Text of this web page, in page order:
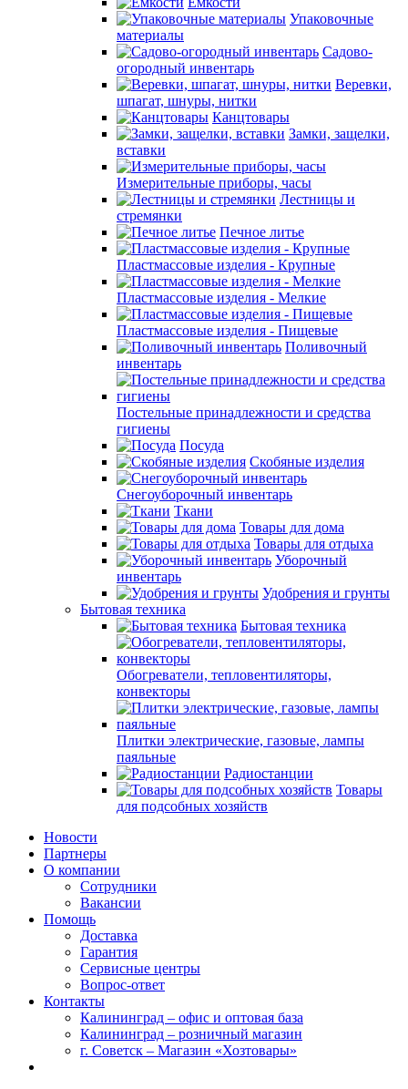
Упаковочные
материалы
Садово-
огородный инвентарь
Веревки,
шпагат, шнуры, нитки
Канцтовары
Замки, защелки,
вставки
Измерительные приборы, часы
Лестницы и
стремянки
Печное литье
Пластмассовые изделия - Крупные
Пластмассовые изделия - Мелкие
Пластмассовые изделия - Пищевые
Поливочный
инвентарь
Постельные принадлежности и средства
гигиены
Посуда
Скобяные изделия
Снегоуборочный инвентарь
Ткани
Товары для дома
Товары для отдыха
Уборочный
инвентарь
Удобрения и грунты
Бытовая техника
Бытовая техника
Обогреватели, тепловентиляторы,
конвекторы
Плитки электрические, газовые, лампы
паяльные
Радиостанции
Товары
для подсобных хозяйств
Новости
Партнеры
О компании
Сотрудники
Вакансии
Помощь
Доставка
Гарантия
Сервисные центры
Вопрос-ответ
Контакты
Калининград – офис и оптовая база
Калининград – розничный магазин
г. Советск – Магазин «Хозтовары»